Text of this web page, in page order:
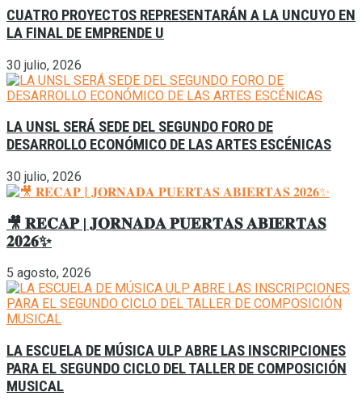
CUATRO PROYECTOS REPRESENTARÁN A LA UNCUYO EN
LA FINAL DE EMPRENDE U
30 julio, 2026
LA UNSL SERÁ SEDE DEL SEGUNDO FORO DE
DESARROLLO ECONÓMICO DE LAS ARTES ESCÉNICAS
30 julio, 2026
🎥 𝐑𝐄𝐂𝐀𝐏 | 𝐉𝐎𝐑𝐍𝐀𝐃𝐀 𝐏𝐔𝐄𝐑𝐓𝐀𝐒 𝐀𝐁𝐈𝐄𝐑𝐓𝐀𝐒
𝟐𝟎𝟐𝟔✨
5 agosto, 2026
LA ESCUELA DE MÚSICA ULP ABRE LAS INSCRIPCIONES
PARA EL SEGUNDO CICLO DEL TALLER DE COMPOSICIÓN
MUSICAL